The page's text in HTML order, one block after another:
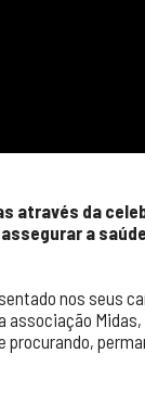
através da
a
nos seus
procurando,